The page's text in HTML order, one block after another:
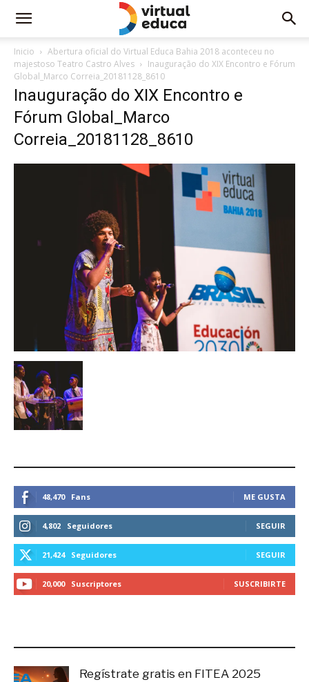
Inicio
Abertura oficial do Virtual Educa Bahia 2018 aconteceu no
majestoso Teatro Castro Alves
Inauguração do XIX Encontro e Fórum
Global_Marco Correia_20181128_8610
Inauguração do XIX Encontro e
Fórum Global_Marco
Correia_20181128_8610
48,470 Fans ME GUSTA
4,802 Seguidores SEGUIR
21,424 Seguidores SEGUIR
20,000 Suscriptores SUSCRIBIRTE
Regístrate gratis en FITEA 2025